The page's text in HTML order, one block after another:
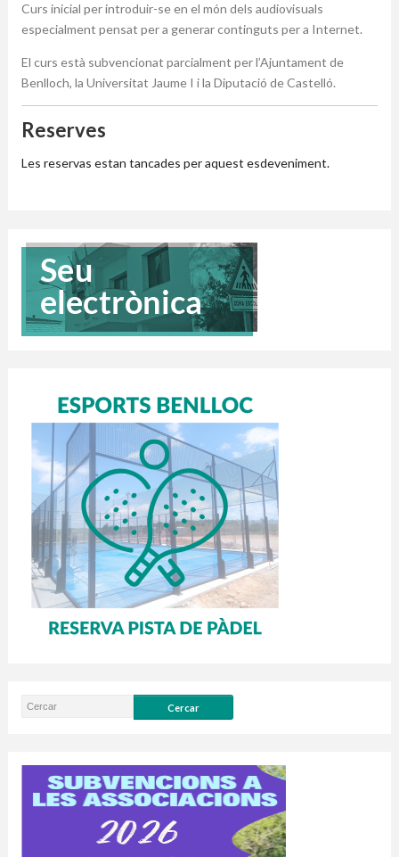
Curs inicial per introduir-se en el món dels audiovisuals
especialment pensat per a generar continguts per a Internet.
El curs està subvencionat parcialment per l’Ajuntament de
Benlloch, la Universitat Jaume I i la Diputació de Castelló.
Reserves
Les reservas estan tancades per aquest esdeveniment.